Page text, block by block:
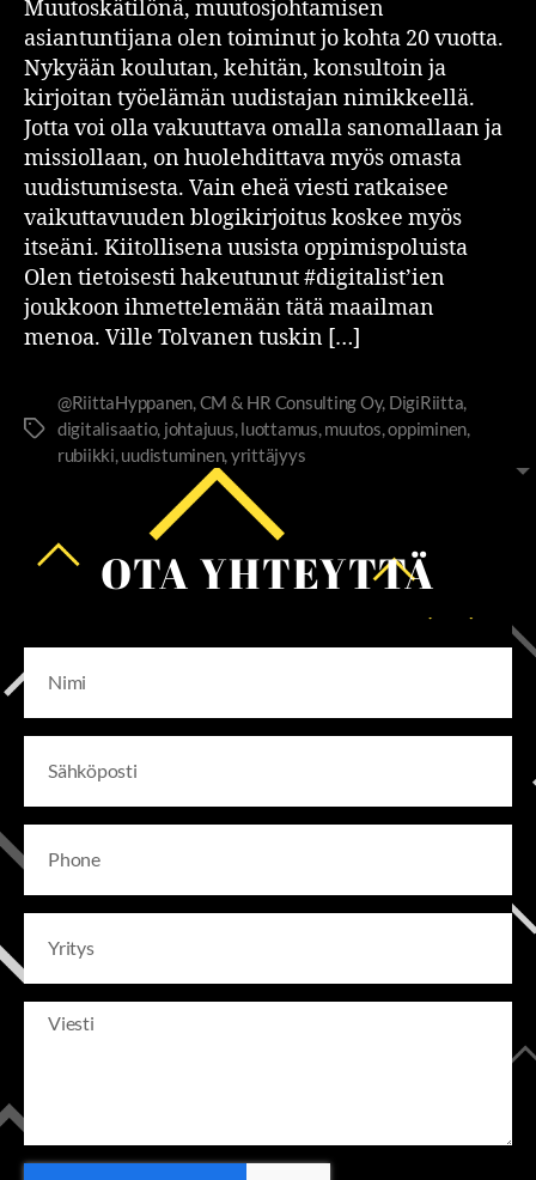
Muutoskätilönä, muutosjohtamisen
asiantuntijana olen toiminut jo kohta 20 vuotta.
Nykyään koulutan, kehitän, konsultoin ja
kirjoitan työelämän uudistajan nimikkeellä.
Jotta voi olla vakuuttava omalla sanomallaan ja
missiollaan, on huolehdittava myös omasta
uudistumisesta. Vain eheä viesti ratkaisee
vaikuttavuuden blogikirjoitus koskee myös
itseäni. Kiitollisena uusista oppimispoluista
Olen tietoisesti hakeutunut #digitalist’ien
joukkoon ihmettelemään tätä maailman
menoa. Ville Tolvanen tuskin […]
@RiittaHyppanen CM & HR Consulting Oy, DigiRiitta
digitalisaatio, johtajuus luottamus muutos ,oppiminen
rubiikki uudistuminen, yrittäjyys
OTA YHTEYTTÄ